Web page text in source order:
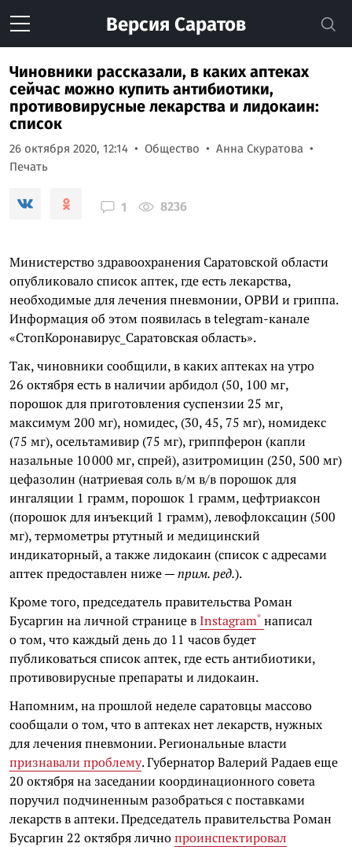
Версия Саратов
Чиновники рассказали, в каких аптеках
сейчас можно купить антибиотики,
противовирусные лекарства и лидокаин:
список
26 октября 2020, 12:14 Общество
Анна Скуратова
Печать
1 8236
Министерство здравоохранения Саратовской области
опубликовало список аптек, где есть лекарства,
необходимые для лечения пневмонии, ОРВИ и гриппа.
Информация об этом появилась в telegram-канале
«СтопКоронавирус_Саратовская область».
Так, чиновники сообщили, в каких аптеках на утро
26 октября есть в наличии арбидол (50, 100 мг,
порошок для приготовления суспензии 25 мг,
максимум 200 мг), номидес, (30, 45, 75 мг), номидекс
(75 мг), осельтамивир (75 мг), гриппферон (капли
назальные 10 000 мг, спрей), азитромицин (250, 500 мг)
цефазолин (натриевая соль в/м в/в порошок для
ингаляции 1 грамм, порошок 1 грамм, цефтриаксон
(порошок для инъекций 1 грамм), левофлоксацин (500
мг), термометры ртутный и медицинский
индикаторный, а также лидокаин (список с адресами
аптек предоставлен ниже —прим. ред.).
Кроме того, председатель правительства Роман
Бусаргин на личной странице вInstagram* написал
о том, что каждый день до 11 часов будет
публиковаться список аптек, где есть антибиотики,
противовирусные препараты и лидокаин.
Напомним, на прошлой неделе саратовцы массово
сообщали о том, что в аптеках нет лекарств, нужных
для лечения пневмонии. Региональные власти
признавали проблему. Губернатор Валерий Радаев еще
20 октября на заседании координационного совета
поручил подчиненным разобраться с поставками
лекарств в аптеки. Председатель правительства Роман
Бусаргин 22 октября личнопроинспектировал